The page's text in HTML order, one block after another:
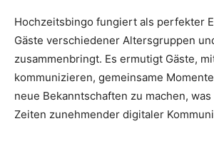
Hochzeitsbingo fungiert als perfekter
Gäste verschiedener Altersgruppen
zusammenbringt. Es ermutigt Gäste,
kommunizieren, gemeinsame
neue Bekanntschaften zu machen,
Zeiten zunehmender digitaler